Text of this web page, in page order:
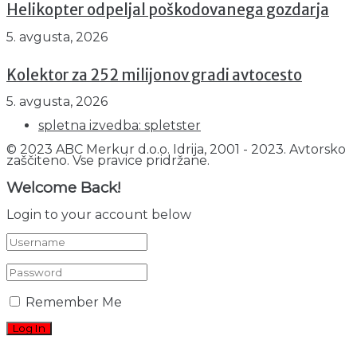
Helikopter odpeljal poškodovanega gozdarja
5. avgusta, 2026
Kolektor za 252 milijonov gradi avtocesto
5. avgusta, 2026
spletna izvedba: spletster
© 2023 ABC Merkur d.o.o. Idrija, 2001 - 2023. Avtorsko
zaščiteno. Vse pravice pridržane.
Welcome Back!
Login to your account below
Remember Me